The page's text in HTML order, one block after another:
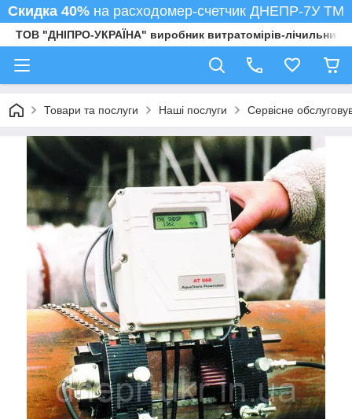
Скидка 40% на расходомер-счетчик ДНЕПР-7У ТМ
ТОВ "ДНІПРО-УКРАЇНА" виробник витратомірів-
Товари та послуги Наші послуги Сервісне